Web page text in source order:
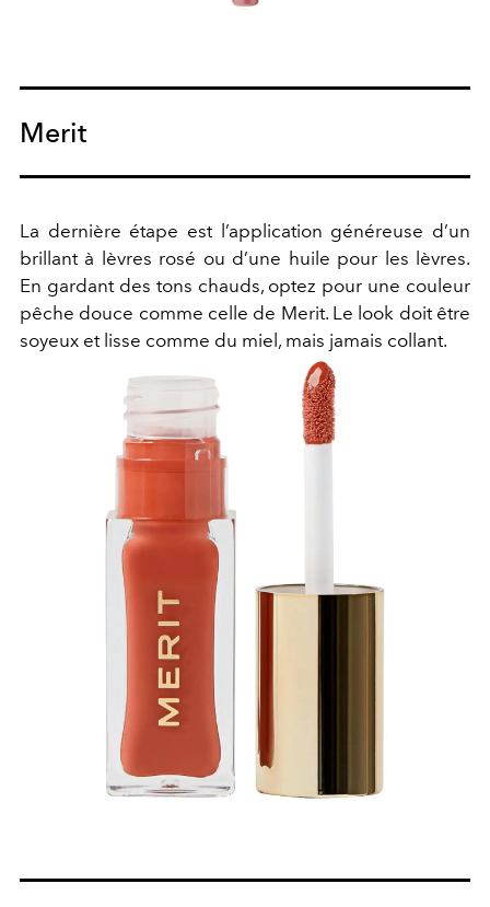
Merit
La dernière étape est l’application généreuse d’un
brillant à lèvres rosé ou d’une huile pour les lèvres.
En gardant des tons chauds, optez pour une couleur
pêche douce comme celle de Merit. Le look doit être
soyeux et lisse comme du miel, mais jamais collant.